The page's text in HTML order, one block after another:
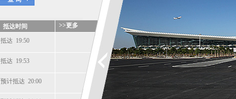
抵达时间 >>更多
抵达 19:50
抵达 19:53
预计抵达 20:00